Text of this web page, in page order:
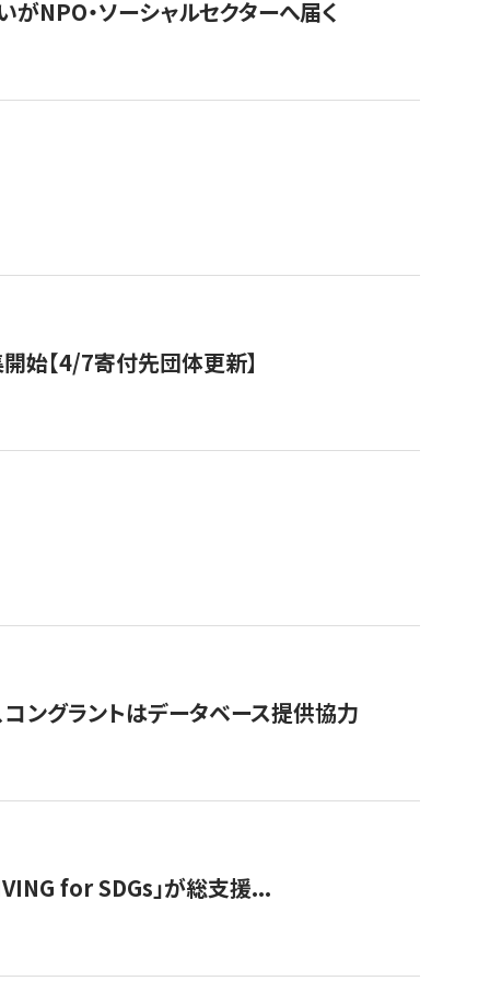
NPO・ソーシャルセクターへ届く
始【4/7寄付先団体更新】
ングラントはデータベース提供協力
for SDGs」が総支援...